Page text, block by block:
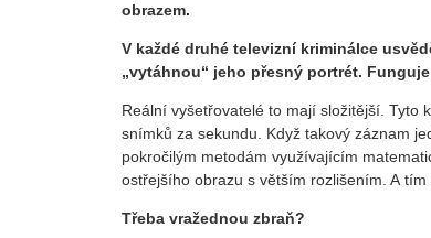
obrazem.
V každé druhé televizní kriminálce
„vytáhnou“ jeho přesný portrét.
Reální vyšetřovatelé to mají složitější. Tyto
snímků za sekundu. Když takový záznam
pokročilým metodám využívajícím
ostřejšího obrazu s větším rozlišením. A
Třeba vražednou zbraň?